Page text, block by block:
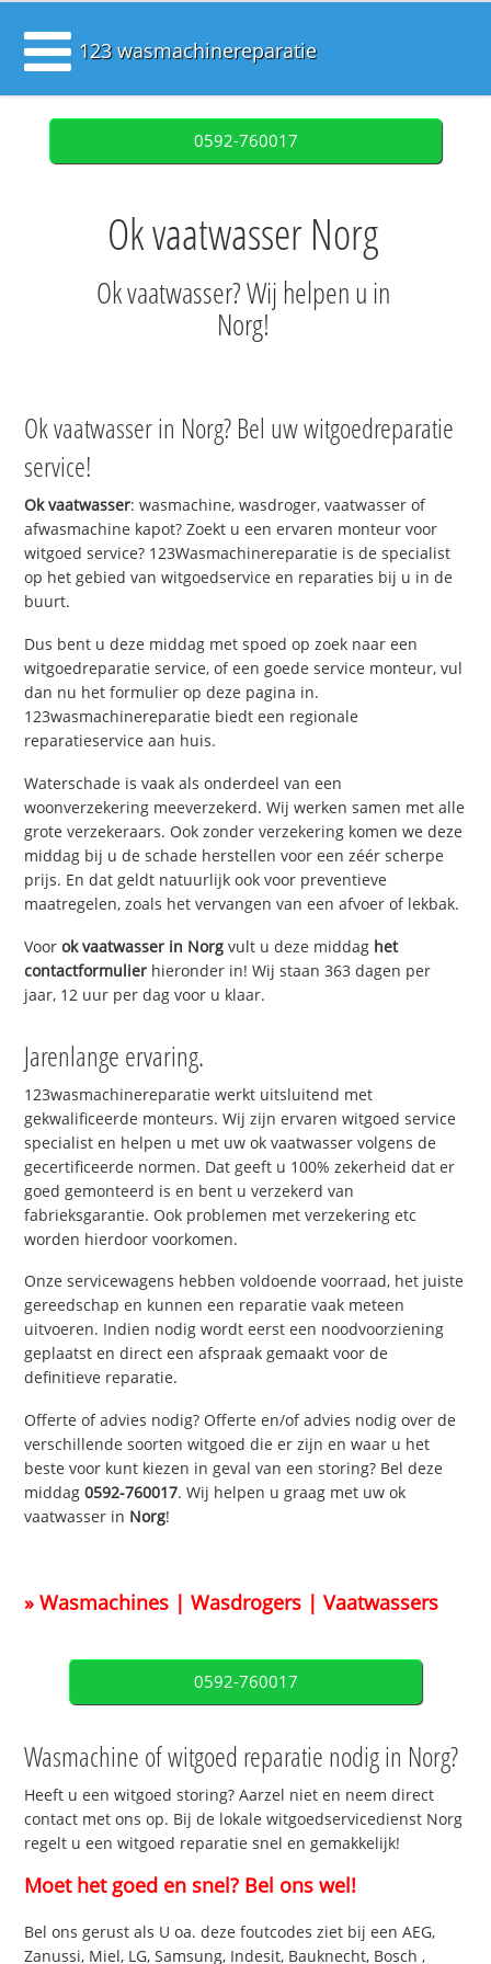
123 wasmachinereparatie
0592-760017
Ok vaatwasser Norg
Ok vaatwasser? Wij helpen u in
Norg!
Ok vaatwasser in Norg? Bel uw witgoedreparatie
service!
Ok vaatwasser: wasmachine, wasdroger, vaatwasser of
afwasmachine kapot? Zoekt u een ervaren monteur voor
witgoed service? 123Wasmachinereparatie is de specialist
op het gebied van witgoedservice en reparaties bij u in de
buurt.
Dus bent u deze middag met spoed op zoek naar een
witgoedreparatie service, of een goede service monteur, vul
dan nu het formulier op deze pagina in.
123wasmachinereparatie biedt een regionale
reparatieservice aan huis.
Waterschade is vaak als onderdeel van een
woonverzekering meeverzekerd. Wij werken samen met alle
grote verzekeraars. Ook zonder verzekering komen we deze
middag bij u de schade herstellen voor een zéér scherpe
prijs. En dat geldt natuurlijk ook voor preventieve
maatregelen, zoals het vervangen van een afvoer of lekbak.
Voorok vaatwasser in Norg vult u deze middag het
contactformulier hieronder in! Wij staan 363 dagen per
jaar, 12 uur per dag voor u klaar.
Jarenlange ervaring.
123wasmachinereparatie werkt uitsluitend met
gekwalificeerde monteurs. Wij zijn ervaren witgoed service
specialist en helpen u met uw ok vaatwasser volgens de
gecertificeerde normen. Dat geeft u 100% zekerheid dat er
goed gemonteerd is en bent u verzekerd van
fabrieksgarantie. Ook problemen met verzekering etc
worden hierdoor voorkomen.
Onze servicewagens hebben voldoende voorraad, het juiste
gereedschap en kunnen een reparatie vaak meteen
uitvoeren. Indien nodig wordt eerst een noodvoorziening
geplaatst en direct een afspraak gemaakt voor de
definitieve reparatie.
Offerte of advies nodig? Offerte en/of advies nodig over de
verschillende soorten witgoed die er zijn en waar u het
beste voor kunt kiezen in geval van een storing? Bel deze
middag0592-760017. Wij helpen u graag met uw ok
vaatwasser in Norg!
» Wasmachines | Wasdrogers | Vaatwassers
0592-760017
Wasmachine of witgoed reparatie nodig in Norg?
Heeft u een witgoed storing? Aarzel niet en neem direct
contact met ons op. Bij de lokale witgoedservicedienst Norg
regelt u een witgoed reparatie snel en gemakkelijk!
Moet het goed en snel? Bel ons wel!
Bel ons gerust als U oa. deze foutcodes ziet bij een AEG,
Zanussi, Miel, LG, Samsung, Indesit, Bauknecht, Bosch ,